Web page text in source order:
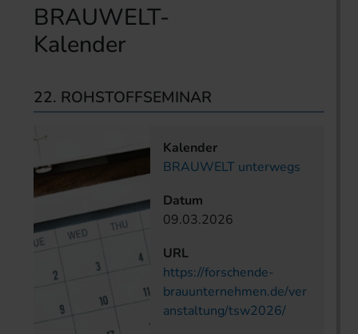
BRAUWELT-
Kalender
22. ROHSTOFFSEMINAR
Kalender
BRAUWELT unterwegs
Datum
09.03.2026
URL
https://forschende-
brauunternehmen.de/ver
anstaltung/tsw2026/